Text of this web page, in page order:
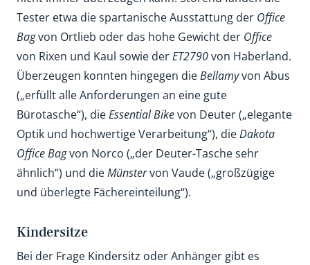
Tester etwa die spartanische Ausstattung der Office
Bagvon Ortlieb oder das hohe Gewicht der Office
von Rixen und Kaul sowie derET2790von Haberland.
Überzeugen konnten hingegen dieBellamyvon Abus
(„erfüllt alle Anforderungen an eine gute
Bürotasche“), dieEssential Bikevon Deuter („elegante
Optik und hochwertige Verarbeitung“), dieDakota
Office Bagvon Norco („der Deuter-Tasche sehr
ähnlich“) und dieMünstervon Vaude („großzügige
und überlegte Fächereinteilung“).
Kindersitze
Bei der Frage Kindersitz oder Anhänger gibt es